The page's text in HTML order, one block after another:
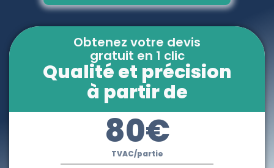
Obtenez votre devis
gratuit en 1 clic
Qualité et précision
à partir de
80€
TVAC/partie